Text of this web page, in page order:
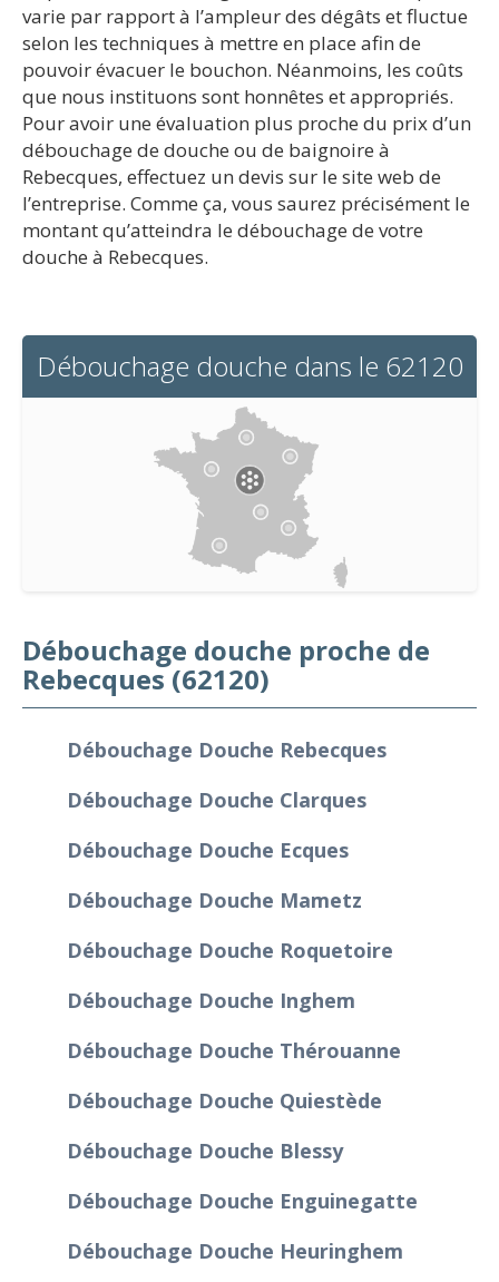
varie par rapport à l’ampleur des dégâts et fluctue
selon les techniques à mettre en place afin de
pouvoir évacuer le bouchon. Néanmoins, les coûts
que nous instituons sont honnêtes et appropriés.
Pour avoir une évaluation plus proche du prix d’un
débouchage de douche ou de baignoire à
Rebecques, effectuez un devis sur le site web de
l’entreprise. Comme ça, vous saurez précisément le
montant qu’atteindra le débouchage de votre
douche à Rebecques.
Débouchage douche dans le 62120
Débouchage douche proche de
Rebecques (62120)
Débouchage Douche Rebecques
Débouchage Douche Clarques
Débouchage Douche Ecques
Débouchage Douche Mametz
Débouchage Douche Roquetoire
Débouchage Douche Inghem
Débouchage Douche Thérouanne
Débouchage Douche Quiestède
Débouchage Douche Blessy
Débouchage Douche Enguinegatte
Débouchage Douche Heuringhem